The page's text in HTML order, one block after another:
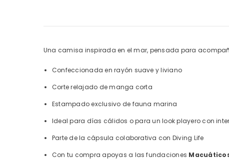
Una camisa inspirada en el mar, pensada para
Confeccionada en rayón suave y liviano
Corte relajado de manga corta
Estampado exclusivo de fauna marina
Ideal para días cálidos o para un look playero con
Parte de la cápsula colaborativa con Diving Life
Con tu compra apoyas a las fundaciones